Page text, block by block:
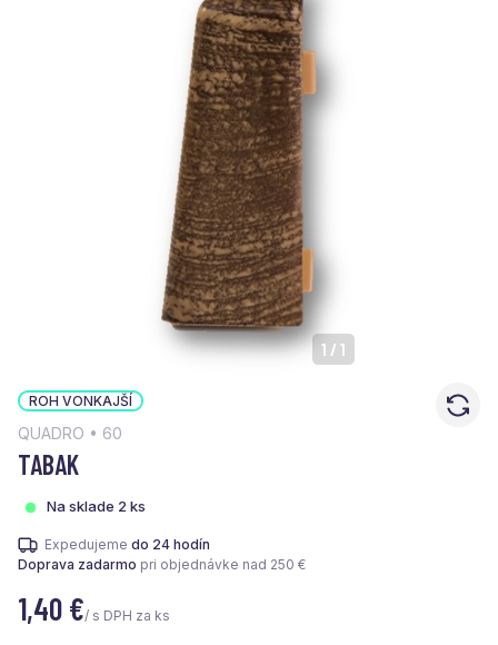
1 / 1
ROH VONKAJŠÍ
QUADRO • 60
TABAK
Na sklade 2 ks
Expedujeme do 24 hodín
Doprava zadarmo pri objednávke nad 250 €
1,40 €/ s DPH za ks